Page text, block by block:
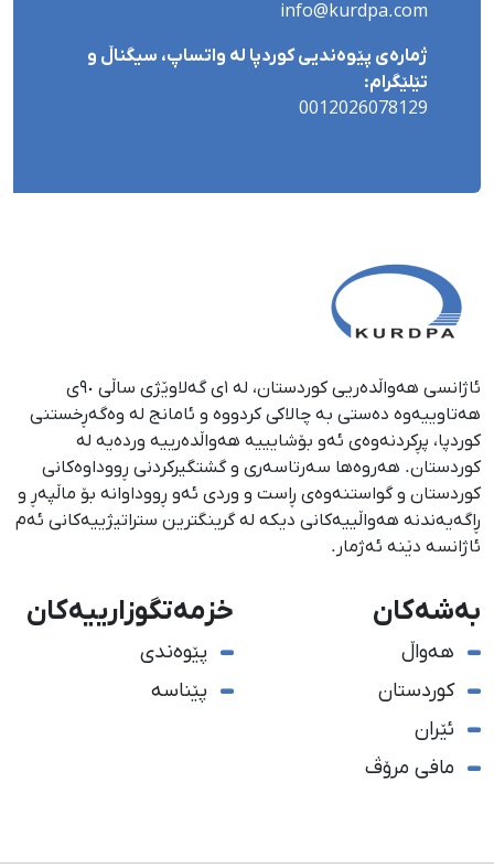
info@kurdpa.com
ژمارەی پێوەندیی کوردپا لە واتساپ، سیگناڵ و
تێلێگرام:
0012026078129
ئاژانسی هەواڵدەریی کوردستان، لە ١ی گەلاوێژی ساڵی ٩٠ی
هەتاوییەوە دەستی بە چالاکی کردووە و ئامانج لە وەگەڕخستنی
كوردپا، پڕكردنەوەی ئەو بۆشایییە هەواڵدەرییە وردەیە لە
كوردستان. هەروەها سەرتاسەری و گشتگیركردنی ڕووداوەكانی
كوردستان و گواستنەوەی ڕاست و وردی ئەو ڕووداوانە بۆ ماڵپەڕ و
ڕاگەیەندنە هەواڵییەكانی دیكە لە گرینگترین ستراتیژییەكانی ئەم
ئاژانسە دێنە ئەژمار.
بەشەکان
هەواڵ
کوردستان
ئێران
مافی مرۆڤ
خزمەتگوزارییەکان
پێوەندی
پێناسە